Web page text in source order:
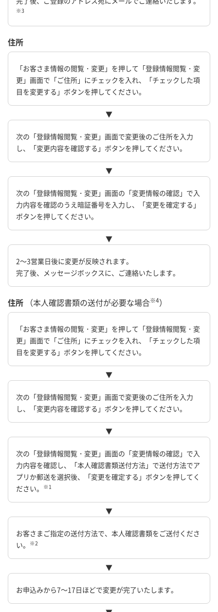
※3
住所
「お客さま情報の閲覧・変更」を押して「登録情報閲覧・変
更」画面で「ご住所」にチェックを入れ、「チェックした項
目を変更する」ボタンを押してください。
▼
次の「登録情報閲覧・変更」画面で変更後のご住所を入力
し、「変更内容を確認する」ボタンを押してください。
▼
次の「登録情報閲覧・変更」画面の「変更情報の確認」で入
力内容を確認のうえ暗証番号を入力し、「変更を確定する」
ボタンを押してください。
▼
2～3営業日後に変更が反映されます。
完了後、メッセージボックスに、ご連絡いたします。
住所 （本人確認書類の送付が必要な場合※4）
「お客さま情報の閲覧・変更」を押して「登録情報閲覧・変
更」画面で「ご住所」にチェックを入れ、「チェックした項
目を変更する」ボタンを押してください。
▼
次の「登録情報閲覧・変更」画面で変更後のご住所を入力
し、「変更内容を確認する」ボタンを押してください。
▼
次の「登録情報閲覧・変更」画面の「変更情報の確認」で入
力内容を確認し、「本人確認書類送付方法」で送付方法でア
プリか郵送を選択後、「変更を確定する」ボタンを押してく
ださい。
※1
▼
お客さまご指定の送付方法で、本人確認書類をご送付くださ
い。
※2
▼
お申込みから7～17日ほどで変更が完了いたします。